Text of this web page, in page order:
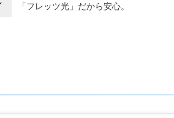
「フレッツ光」だから安心。